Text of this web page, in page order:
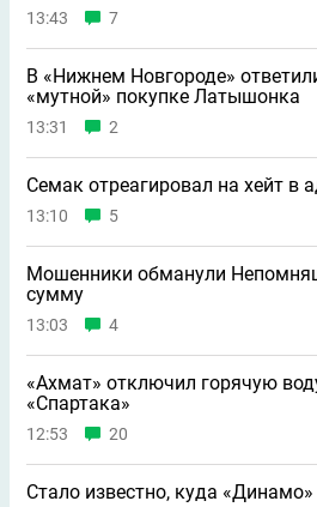
13:43 7
В «Нижнем Новгороде»
«мутной» покупке Латышонка
13:31 2
Семак отреагировал на хейт в
13:10 5
Мошенники обманули
сумму
13:03 4
«Ахмат» отключил горячую
«Спартака»
12:53 20
Стало известно, куда